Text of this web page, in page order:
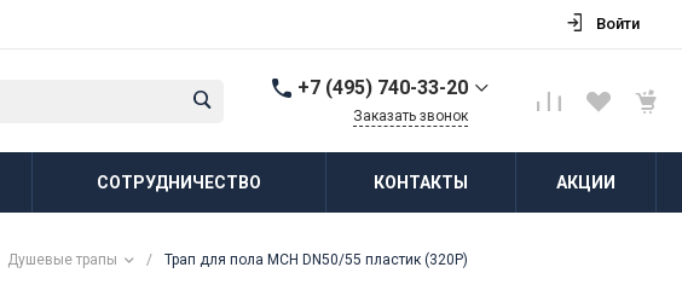
Войти
+7 (495) 740-33-20
г. Балашиха, д.
Пн-Пт: 8:00-18:00 Cб-Вс:
Заказать звонок
СОТРУДНИЧЕСТВО КОНТАКТЫ АКЦИИ
Душевые трапы / Трап для пола MCH DN50/55 пластик (320P)